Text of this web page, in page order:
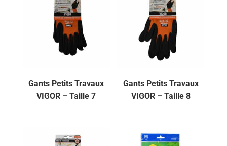
Gants Petits Travaux
VIGOR – Taille 7
Gants Petits Travaux
VIGOR – Taille 8